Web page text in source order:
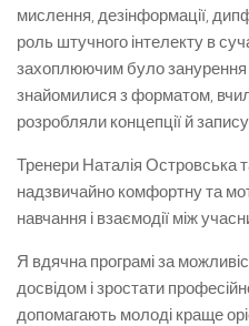
мислення, дезінформації,
роль штучного інтелекту в
захоплюючим було занурення
знайомилися з форматом,
розробляли концепції й
Тренери Наталія Островська
надзвичайно комфортну та
навчання і взаємодії між
Я вдячна програмі за
досвідом і зростати
допомагають молоді краще